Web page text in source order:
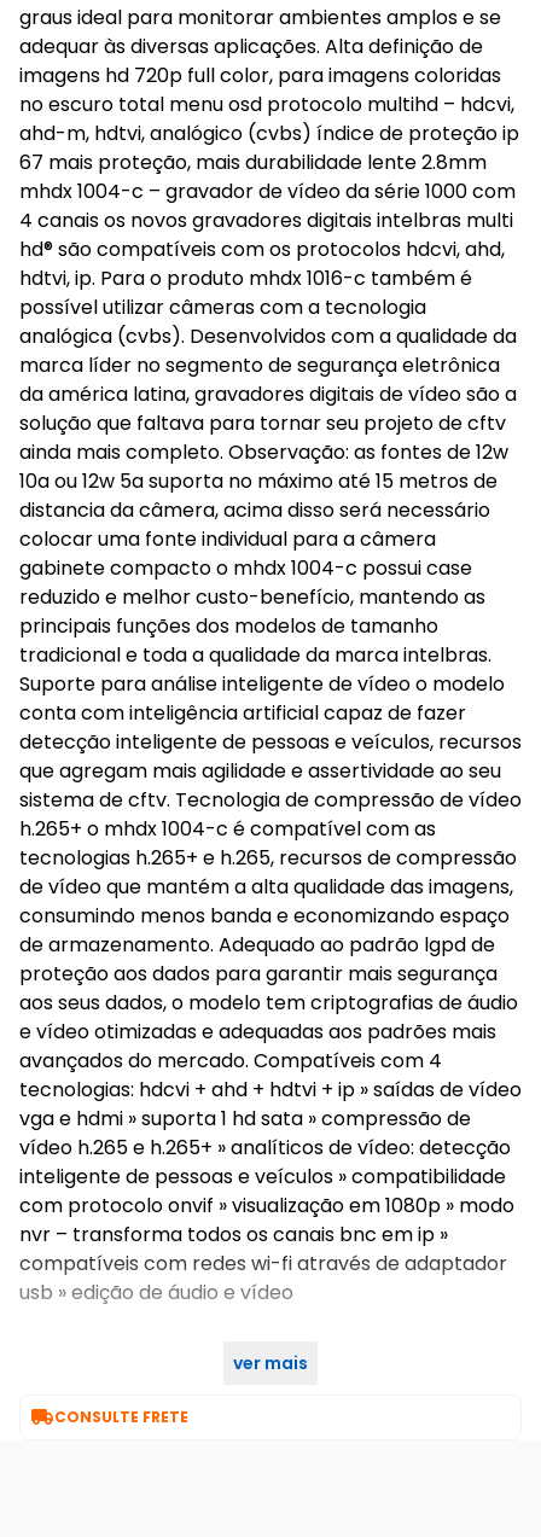
graus ideal para monitorar ambientes amplos e se
adequar às diversas aplicações. Alta definição de
imagens hd 720p full color, para imagens coloridas
no escuro total menu osd protocolo multihd – hdcvi,
ahd-m, hdtvi, analógico (cvbs) índice de proteção ip
67 mais proteção, mais durabilidade lente 2.8mm
mhdx 1004-c – gravador de vídeo da série 1000 com
4 canais os novos gravadores digitais intelbras multi
hd® são compatíveis com os protocolos hdcvi, ahd,
hdtvi, ip. Para o produto mhdx 1016-c também é
possível utilizar câmeras com a tecnologia
analógica (cvbs). Desenvolvidos com a qualidade da
marca líder no segmento de segurança eletrônica
da américa latina, gravadores digitais de vídeo são a
solução que faltava para tornar seu projeto de cftv
ainda mais completo. Observação: as fontes de 12w
10a ou 12w 5a suporta no máximo até 15 metros de
distancia da câmera, acima disso será necessário
colocar uma fonte individual para a câmera
gabinete compacto o mhdx 1004-c possui case
reduzido e melhor custo-benefício, mantendo as
principais funções dos modelos de tamanho
tradicional e toda a qualidade da marca intelbras.
Suporte para análise inteligente de vídeo o modelo
conta com inteligência artificial capaz de fazer
detecção inteligente de pessoas e veículos, recursos
que agregam mais agilidade e assertividade ao seu
sistema de cftv. Tecnologia de compressão de vídeo
h.265+ o mhdx 1004-c é compatível com as
tecnologias h.265+ e h.265, recursos de compressão
de vídeo que mantém a alta qualidade das imagens,
consumindo menos banda e economizando espaço
de armazenamento. Adequado ao padrão lgpd de
proteção aos dados para garantir mais segurança
aos seus dados, o modelo tem criptografias de áudio
e vídeo otimizadas e adequadas aos padrões mais
avançados do mercado. Compatíveis com 4
tecnologias: hdcvi + ahd + hdtvi + ip » saídas de vídeo
vga e hdmi » suporta 1 hd sata » compressão de
vídeo h.265 e h.265+ » analíticos de vídeo: detecção
inteligente de pessoas e veículos » compatibilidade
com protocolo onvif » visualização em 1080p » modo
nvr – transforma todos os canais bnc em ip »
compatíveis com redes wi-fi através de adaptador
usb » edição de áudio e vídeo
ver mais
CONSULTE FRETE